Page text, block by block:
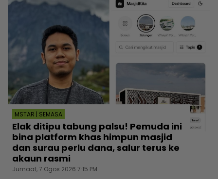
MSTAR | SEMASA
Elak ditipu tabung palsu! Pemuda ini
bina platform khas himpun masjid
dan surau perlu dana, salur terus ke
akaun rasmi
Jumaat, 7 Ogos 2026 7:15 PM